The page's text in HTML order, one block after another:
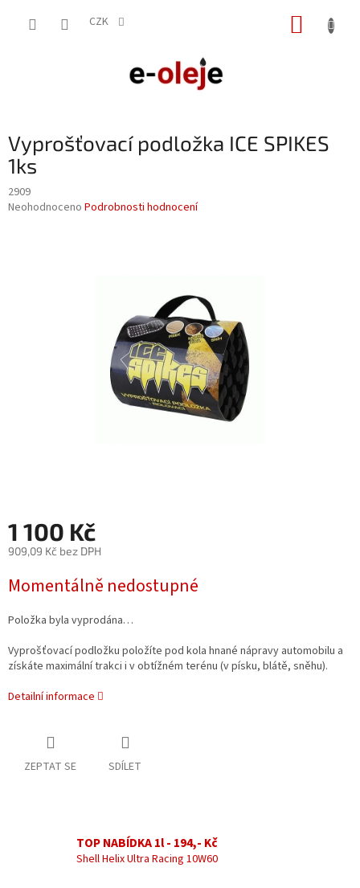
CZK
Vyprošťovací podložka ICE SPIKES
1ks
2909
Průměrné
Neohodnoceno Podrobnosti hodnocení
1 100 Kč
909,09 Kč bez DPH
cena:
Momentálně nedostupné
Položka byla vyprodána…
Vyprošťovací podložku položíte pod kola hnané nápravy automobilu a
získáte maximální trakci i v obtížném terénu (v písku, blátě, sněhu).
Detailní informace
ZEPTAT SE SDÍLET
TOP NABÍDKA 1l - 194,- Kč
Shell Helix Ultra Racing 10W60